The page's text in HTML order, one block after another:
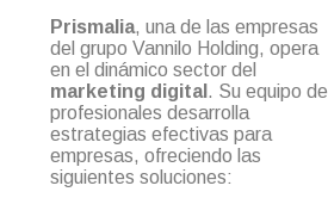
Prismalia, una de las empresas
del grupo Vannilo Holding, opera
en el dinámico sector del
marketing digital . Su equipo de
profesionales desarrolla
estrategias efectivas para
empresas, ofreciendo las
siguientes soluciones: